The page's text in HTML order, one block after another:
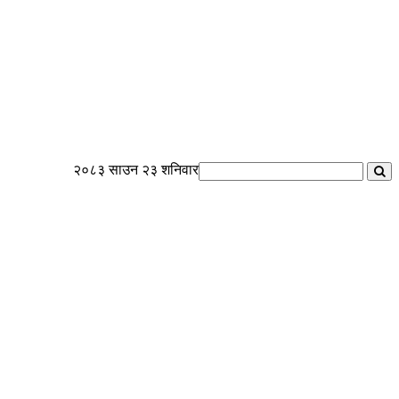
२०८३ साउन २३ शनिवार